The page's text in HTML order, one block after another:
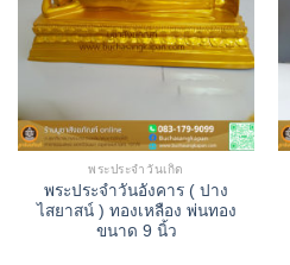
พระประจำวันเกิด
พระประจำวันอังคาร ( ปาง
ไสยาสน์ ) ทองเหลือง พ่นทอง
ขนาด 9 นิ้ว